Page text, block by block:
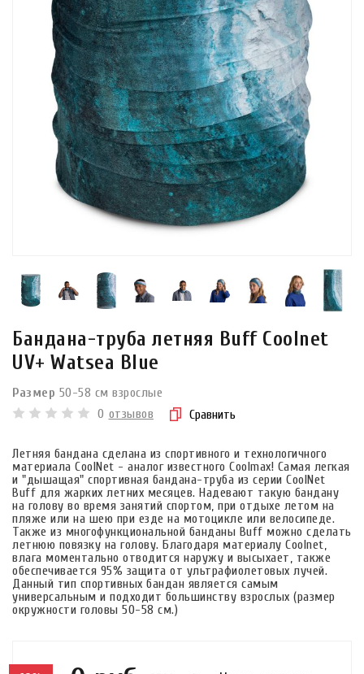
Бандана-труба летняя Buff Coolnet
UV+ Watsea Blue
Размер 50-58 см взрослые
0 отзывов Сравнить
Летняя бандана сделана из спортивного и технологичного
материала CoolNet - аналог известного Coolmax! Самая легкая
и "дышащая" спортивная бандана-труба из серии CoolNet
Buff для жарких летних месяцев. Надевают такую бандану
на голову во время занятий спортом, при отдыхе летом на
пляже или на шею при езде на мотоцикле или велосипеде.
Также из многофункциональной банданы Buff можно сделать
летнюю повязку на голову. Благодаря материалу Coolnet,
влага моментально отводится наружу и высыхает, также
обеспечивается 95% защита от ультрафиолетовых лучей.
Данный тип спортивных бандан является самым
универсальным и подходит большинству взрослых (размер
окружности головы 50-58 см.)